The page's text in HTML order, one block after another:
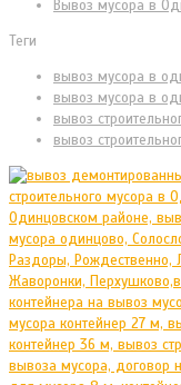
Вывоз мусора в
Теги
вывоз мусора в
вывоз мусора в
вывоз
вывоз